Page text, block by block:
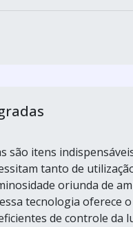
são itens
tanto de
oriunda de
tecnologia oferece
de controle da